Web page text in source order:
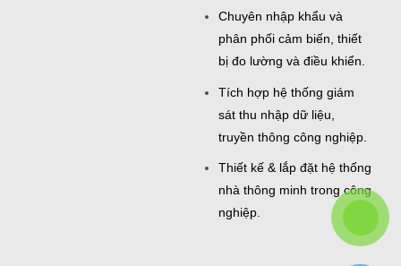
Chuyên nhập khẩu và
phân phối cảm biến, thiết
bị đo lường và điều khiển.
Tích hợp hệ thống giám
sát thu nhập dữ liệu,
truyền thông công nghiệp.
Thiết kế & lắp đặt hệ thống
nhà thông minh trong công
nghiệp.